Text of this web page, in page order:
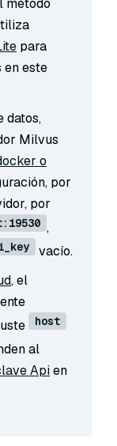
método
para
en este
datos,
Milvus
o
por
por
,
vacío.
, el
host
al
Apien